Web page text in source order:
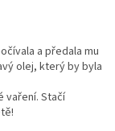
a předala mu
olej, který by byla
vaření. Stačí